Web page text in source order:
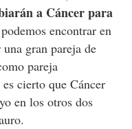
a Cáncer para
encontrar en
gran pareja de
pareja
cierto que Cáncer
en los otros dos